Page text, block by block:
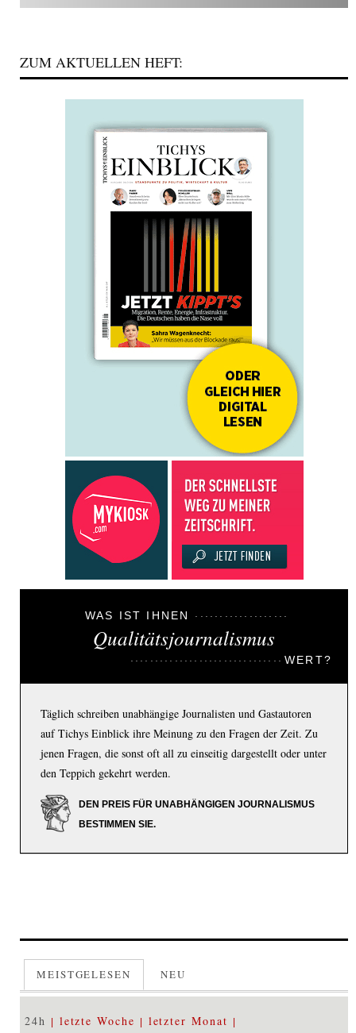
ZUM AKTUELLEN HEFT:
WAS IST IHNEN
Qualitätsjournalismus
WERT?
Täglich schreiben unabhängige Journalisten und Gastautoren
auf Tichys Einblick ihre Meinung zu den Fragen der Zeit. Zu
jenen Fragen, die sonst oft all zu einseitig dargestellt oder unter
den Teppich gekehrt werden.
DEN PREIS FÜR UNABHÄNGIGEN JOURNALISMUS
BESTIMMEN SIE.
MEISTGELESEN NEU
24h letzte Woche letzter Monat